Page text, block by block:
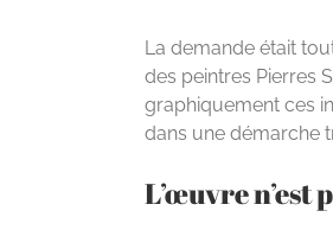
La demande était
des peintres Pierres
graphiquement ces
dans une démarche
L’œuvre n’est